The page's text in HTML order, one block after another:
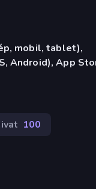
mobil, tablet),
Android), App
100